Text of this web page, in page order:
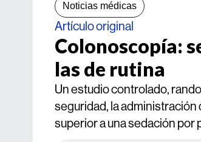
Noticias médicas
Artículo original
Colonoscopía:
las de rutina
Un estudio controlado,
seguridad, la administración
superior a una sedación por